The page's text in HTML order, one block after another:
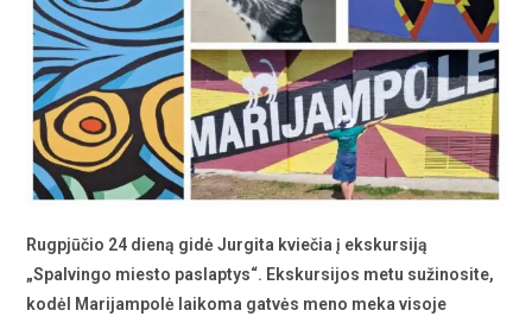
Rugpjūčio 24 dieną gidė Jurgita kviečia į ekskursiją
„Spalvingo miesto paslaptys“. Ekskursijos metu sužinosite,
kodėl Marijampolė laikoma gatvės meno meka visoje